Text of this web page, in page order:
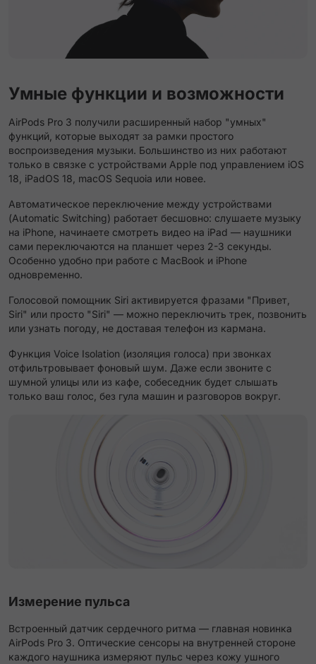
Умные функции и возможности
AirPods Pro 3 получили расширенный набор "умных"
функций, которые выходят за рамки простого
воспроизведения музыки. Большинство из них работают
только в связке с устройствами Apple под управлением iOS
18, iPadOS 18, macOS Sequoia или новее.
Автоматическое переключение между устройствами
(Automatic Switching) работает бесшовно: слушаете музыку
на iPhone, начинаете смотреть видео на iPad — наушники
сами переключаются на планшет через 2-3 секунды.
Особенно удобно при работе с MacBook и iPhone
одновременно.
Голосовой помощник Siri активируется фразами "Привет,
Siri" или просто "Siri" — можно переключить трек, позвонить
или узнать погоду, не доставая телефон из кармана.
Функция Voice Isolation (изоляция голоса) при звонках
отфильтровывает фоновый шум. Даже если звоните с
шумной улицы или из кафе, собеседник будет слышать
только ваш голос, без гула машин и разговоров вокруг.
Измерение пульса
Встроенный датчик сердечного ритма — главная новинка
AirPods Pro 3. Оптические сенсоры на внутренней стороне
каждого наушника измеряют пульс через кожу ушного